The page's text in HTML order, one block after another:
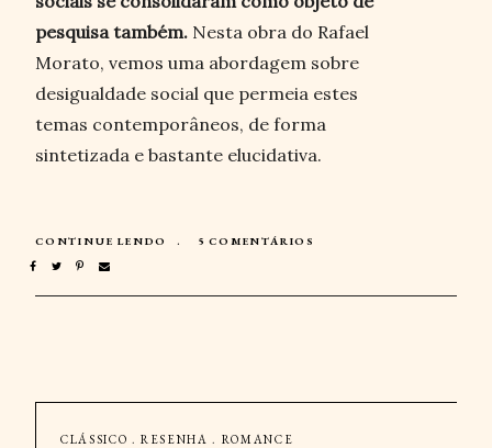
pesquisa também. Nesta obra do Rafael
Morato, vemos uma abordagem sobre
desigualdade social que permeia estes
temas contemporâneos, de forma
sintetizada e bastante elucidativa.
CONTINUE LENDO 5 COMENTÁRIOS
CLÁSSICO .RESENHA . ROMANCE